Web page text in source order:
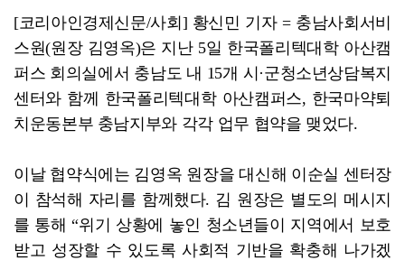
[코리아인경제신문/사회] 황신민 기자 = 충남사회서비
스원(원장 김영옥)은 지난 5일 한국폴리텍대학 아산캠
퍼스 회의실에서 충남도 내 15개 시·군청소년상담복지
센터와 함께 한국폴리텍대학 아산캠퍼스, 한국마약퇴
치운동본부 충남지부와 각각 업무 협약을 맺었다.
이날 협약식에는 김영옥 원장을 대신해 이순실 센터장
이 참석해 자리를 함께했다. 김 원장은 별도의 메시지
를 통해 “위기 상황에 놓인 청소년들이 지역에서 보호
받고 성장할 수 있도록 사회적 기반을 확충해 나가겠